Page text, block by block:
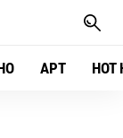
АРТ HOT